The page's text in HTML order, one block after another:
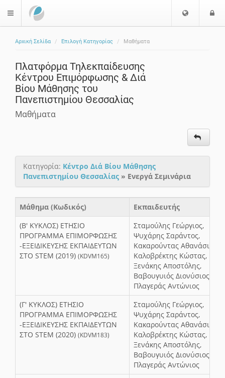
$langMenu
σ
α
ς
Αρχική Σελίδα Επιλογή Κατηγορίας Μαθήματα
Πλατφόρμα Τηλεκπαίδευσης
Κέντρου Επιμόρφωσης & Διά
Βίου Μάθησης του
Πανεπιστημίου Θεσσαλίας
Μαθήματα
Κατηγορία: Κέντρο Διά Βίου Μάθησης
Πανεπιστημίου Θεσσαλίας » Ενεργά Σεμινάρια
Μάθημα (Κωδικός)
Εκπαιδευτής
(Β' ΚΥΚΛΟΣ) ΕΤΗΣΙΟ
ΠΡΟΓΡΑΜΜΑ ΕΠΙΜΟΡΦΩΣΗΣ
-ΕΞΕΙΔΙΚΕΥΣΗΣ ΕΚΠΑΙΔΕΥΤΩΝ
ΣΤΟ STEM (2019) (KDVM165)
Σταμούλης Γεώργιος,
Ψυχάρης Σαράντος,
Κακαρούντας Αθανάσιος,
Καλοβρέκτης Κώστας,
Ξενάκης Αποστόλης,
Βαβουγυιός Διονύσιος,
Πλαγεράς Αντώνιος
(Γ' ΚΥΚΛΟΣ) ΕΤΗΣΙΟ
ΠΡΟΓΡΑΜΜΑ ΕΠΙΜΟΡΦΩΣΗΣ
-ΕΞΕΙΔΙΚΕΥΣΗΣ ΕΚΠΑΙΔΕΥΤΩΝ
ΣΤΟ STEM (2020) (KDVM183)
Σταμούλης Γεώργιος,
Ψυχάρης Σαράντος,
Κακαρούντας Αθανάσιος,
Καλοβρέκτης Κώστας,
Ξενάκης Αποστόλης,
Βαβουγυιός Διονύσιος,
Πλαγεράς Αντώνιος